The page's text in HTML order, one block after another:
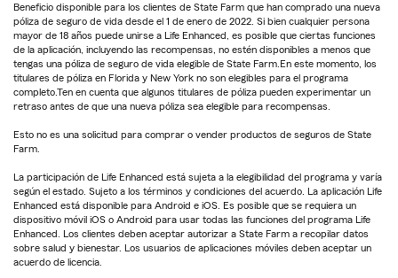
Beneficio disponible para los clientes de State Farm que han comprado una nueva
póliza de seguro de vida desde el 1 de enero de 2022. Si bien cualquier persona
mayor de 18 años puede unirse a Life Enhanced, es posible que ciertas funciones
de la aplicación, incluyendo las recompensas, no estén disponibles a menos que
tengas una póliza de seguro de vida elegible de State Farm.En este momento, los
titulares de póliza en Florida y New York no son elegibles para el programa
completo.Ten en cuenta que algunos titulares de póliza pueden experimentar un
retraso antes de que una nueva póliza sea elegible para recompensas.
Esto no es una solicitud para comprar o vender productos de seguros de State
Farm.
La participación de Life Enhanced está sujeta a la elegibilidad del programa y varía
según el estado. Sujeto a los términos y condiciones del acuerdo. La aplicación Life
Enhanced está disponible para Android e iOS. Es posible que se requiera un
dispositivo móvil iOS o Android para usar todas las funciones del programa Life
Enhanced. Los clientes deben aceptar autorizar a State Farm a recopilar datos
sobre salud y bienestar. Los usuarios de aplicaciones móviles deben aceptar un
acuerdo de licencia.